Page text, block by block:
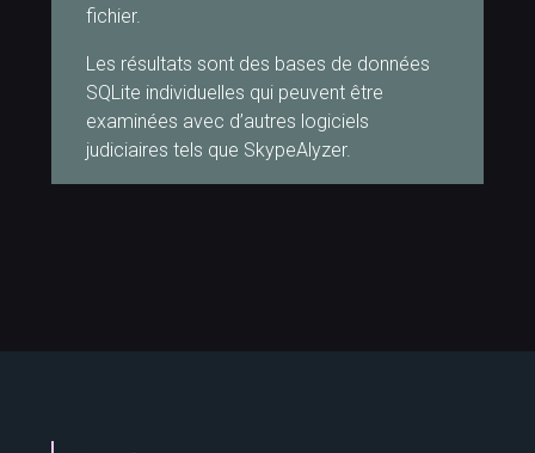
fichier.
Les résultats sont des bases de données
SQLite individuelles qui peuvent être
examinées avec d’autres logiciels
judiciaires tels que SkypeAlyzer.